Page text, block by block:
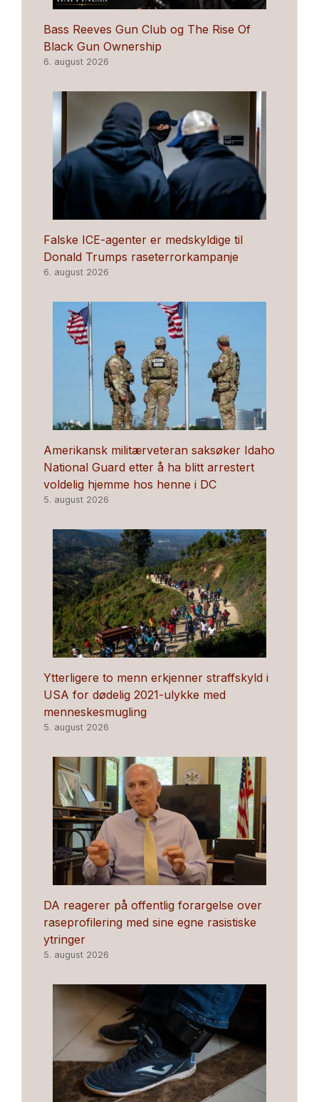
Bass Reeves Gun Club og The Rise Of
Black Gun Ownership
6. august 2026
Falske ICE-agenter er medskyldige til
Donald Trumps raseterrorkampanje
6. august 2026
Amerikansk militærveteran saksøker Idaho
National Guard etter å ha blitt arrestert
voldelig hjemme hos henne i DC
5. august 2026
Ytterligere to menn erkjenner straffskyld i
USA for dødelig 2021-ulykke med
menneskesmugling
5. august 2026
DA reagerer på offentlig forargelse over
raseprofilering med sine egne rasistiske
ytringer
5. august 2026